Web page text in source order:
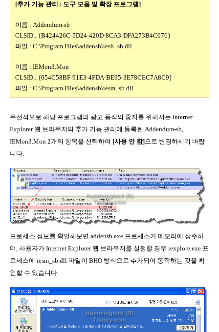
[추가 기능 관리 : 도구 모음 및 확장 프로그램]
이름 : Addendum-sb
CLSID : {B424426C-5D24-420D-8CA3-DFA273B4C076}
파일 : C:\Program Files\addensb\iesb_sb.dll
이름 : IEMon3.Mon
CLSID : {054C58BF-91E3-4FDA-BE95-3E78CEC7A8C9}
파일 : C:\Program Files\addensb\iesm_sb.dll
우선적으로 해당 프로그램의 광고 동작의 중지를 위해서는 Internet
Explorer 웹 브라우저의 추가 기능 관리에 등록된 Addendum-sb,
IEMon3.Mon 2개의 항목을 선택하여 [사용 안 함]으로 변경하시기 바랍
니다.
프로세스 정보를 확인해보면 addensb.exe 프로세스가 메모리에 상주하
며, 사용자가 Internet Explorer 웹 브라우저를 실행할 경우 iexplore.exe 프
로세스에 iesm_sb.dll 파일이 BHO 방식으로 추가되어 동작하는 것을 확
인할 수 있습니다.